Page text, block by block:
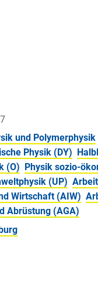
und Polymerphysik
Physik (DY)
(O)
Physik sozio-
(UP)
Wirtschaft (AIW)
Abrüstung (AGA)